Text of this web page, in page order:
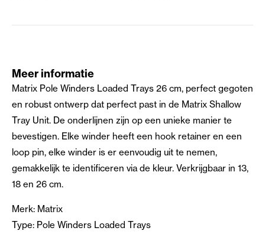
Meer informatie
Matrix Pole Winders Loaded Trays 26 cm, perfect gegoten
en robust ontwerp dat perfect past in de Matrix Shallow
Tray Unit. De onderlijnen zijn op een unieke manier te
bevestigen. Elke winder heeft een hook retainer en een
loop pin, elke winder is er eenvoudig uit te nemen,
gemakkelijk te identificeren via de kleur. Verkrijgbaar in 13,
18 en 26 cm.
Merk: Matrix
Type: Pole Winders Loaded Trays